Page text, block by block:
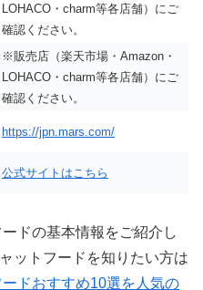
LOHACO・charm等各店舗）にご
確認ください。
※販売店（楽天市場・Amazon・
LOHACO・charm等各店舗）にご
確認ください。
https://jpn.mars.com/
公式サイトはこちら
ドの基本情報をご紹介し
ットフードを知りたい方は
ドおすすめ10選を人気の